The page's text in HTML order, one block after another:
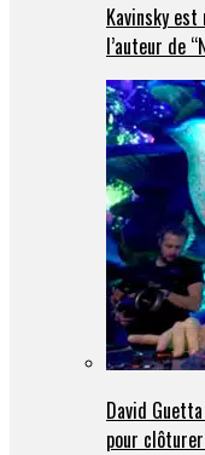
Kavinsky
l’auteur de
David
pour